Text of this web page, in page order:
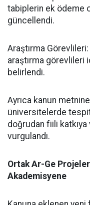
tabiplerin ek ödeme
güncellendi.
​Araştırma
araştırma görevlileri
belirlendi.
​Ayrıca kanun
üniversitelerde
doğrudan fiili katkıya
vurgulandı.
​Ortak Ar-Ge
Akademisyene